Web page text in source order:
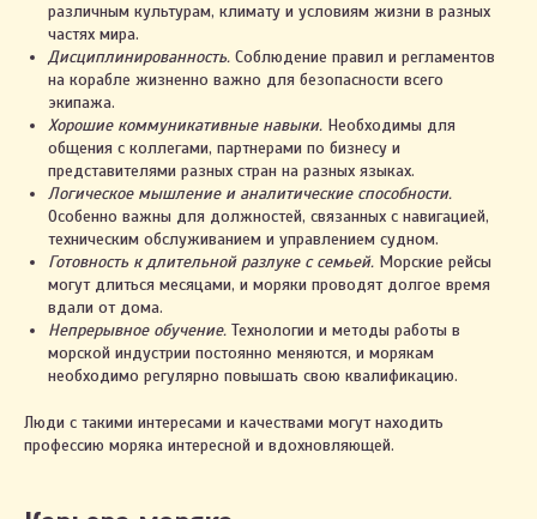
различным культурам, климату и условиям жизни в разных
частях мира.
Дисциплинированность. Соблюдение правил и регламентов
на корабле жизненно важно для безопасности всего
экипажа.
Хорошие коммуникативные навыки. Необходимы для
общения с коллегами, партнерами по бизнесу и
представителями разных стран на разных языках.
Логическое мышление и аналитические способности.
Особенно важны для должностей, связанных с навигацией,
техническим обслуживанием и управлением судном.
Готовность к длительной разлуке с семьей. Морские рейсы
могут длиться месяцами, и моряки проводят долгое время
вдали от дома.
Непрерывное обучение. Технологии и методы работы в
морской индустрии постоянно меняются, и морякам
необходимо регулярно повышать свою квалификацию.
Люди с такими интересами и качествами могут находить
профессию моряка интересной и вдохновляющей.